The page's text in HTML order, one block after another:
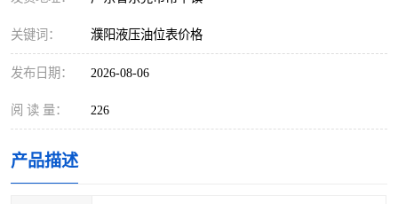
关键词： 濮阳液压油位表价格
发布日期： 2026-08-06
阅 读 量： 226
产品描述